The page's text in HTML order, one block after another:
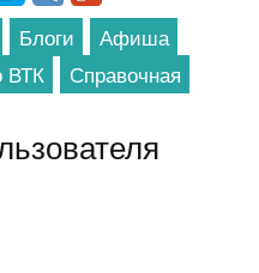
Блоги
Афиша
ВТК Справочная